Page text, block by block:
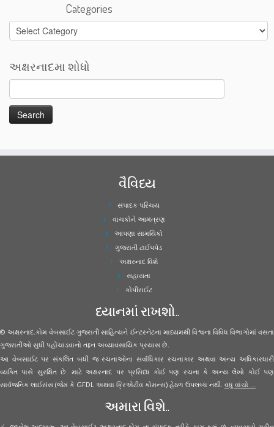
Categories
Categories
અક્ષરનાદમા શોધો
વૈવિધ્ય
સંપાદક પરિચય
વાચકોને આમંત્રણ
આપણા સામયિકો
ગુજરાતી ટાઈપપેડ
અક્ષરનાદ વિશે
સહાયતા
કોપીરાઈટ
ધ્યાનમાં રાખશો..
© અક્ષરનાદ.કોમ વેબસાઈટ ગુજરાતી સાહિત્યને ઈન્ટરનેટના માધ્યમથી વિશ્વના વિવિધ વિભાગોમાં વસતા
ગુજરાતીઓ સુધી પહોંચાડવાનો તદ્દન અવ્યાવસાયિક પ્રયાસ છે.
આ વેબસાઈટ પર સંકલિત બધી જ રચનાઓના સર્વાધિકાર રચનાકાર અથવા અન્ય અધિકારધારી
વ્યક્તિ પાસે સુરક્ષિત છે. માટે અક્ષરનાદ પર પ્રસિધ્ધ કોઈ પણ રચના કે અન્ય લેખો કોઈ પણ
સાર્વજનિક લાઈસંસ (જેમ કે GFDL અથવા ક્રિએટીવ કોમન્સ) હેઠળ ઉપલબ્ધ નથી. વધુ વાંચો ...
અમારા વિશે..